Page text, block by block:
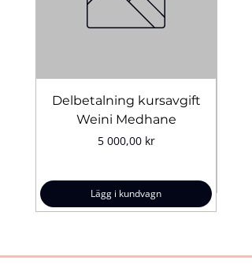
Delbetalning kursavgift
Weini Medhane
Pris
5 000,00 kr
Lägg i kundvagn